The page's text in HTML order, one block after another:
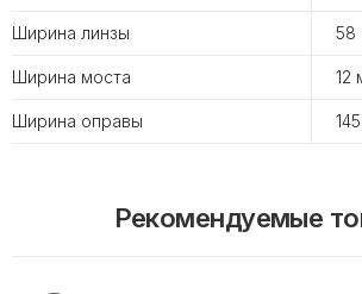
Ширина линзы 58
Ширина моста 12
Ширина оправы
Рекомендуемые